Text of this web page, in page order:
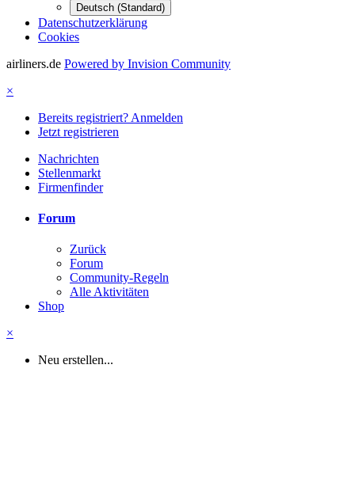
Deutsch (Standard)
Datenschutzerklärung
Cookies
airliners.de Powered by Invision Community
×
Bereits registriert? Anmelden
Jetzt registrieren
Nachrichten
Stellenmarkt
Firmenfinder
Forum
Zurück
Forum
Community-Regeln
Alle Aktivitäten
Shop
×
Neu erstellen...